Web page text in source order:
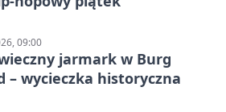
09:00
jarmark w Burg
– wycieczka historyczna